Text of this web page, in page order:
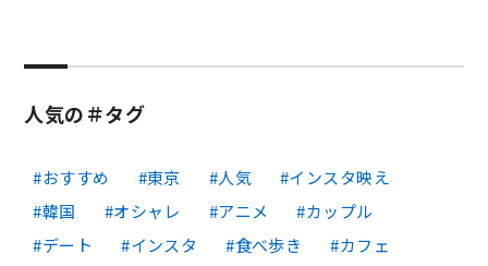
人気の＃タグ
おすすめ 東京 人気
インスタ映え
韓国
オシャレ アニメ
カップル
デート
インスタ 食べ歩き
カフェ